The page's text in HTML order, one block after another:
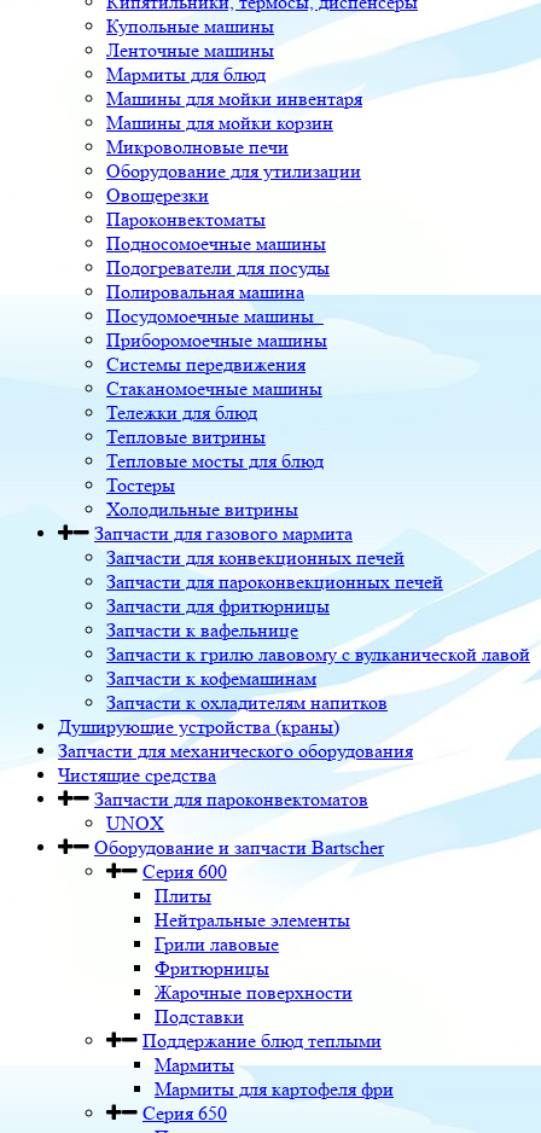
Купольные машины
Ленточные машины
Мармиты для блюд
Машины для мойки инвентаря
Машины для мойки корзин
Микроволновые печи
Оборудование для утилизации
Овощерезки
Пароконвектоматы
Подносомоечные машины
Подогреватели для посуды
Полировальная машина
Посудомоечные машины
Приборомоечные машины
Системы передвижения
Стаканомоечные машины
Тележки для блюд
Тепловые витрины
Тепловые мосты для блюд
Тостеры
Холодильные витрины
Запчасти для газового мармита
Запчасти для конвекционных печей
Запчасти для пароконвекционных печей
Запчасти для фритюрницы
Запчасти к вафельнице
Запчасти к грилю лавовому с вулканической лавой
Запчасти к кофемашинам
Запчасти к охладителям напитков
Душирующие устройства (краны)
Запчасти для механического оборудования
Чистящие средства
Запчасти для пароконвектоматов
UNOX
Оборудование и запчасти Bartscher
Серия 600
Плиты
Нейтральные элементы
Грили лавовые
Фритюрницы
Жарочные поверхности
Подставки
Поддержание блюд теплыми
Мармиты
Мармиты для картофеля фри
Серия 650